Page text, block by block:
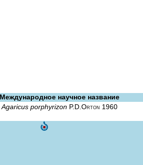
Международное научное название
Agaricus porphyrizon P.D.Orton 1960